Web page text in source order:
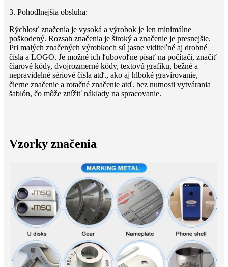
3. Pohodlnejšia obsluha:
Rýchlosť značenia je vysoká a výrobok je len minimálne
poškodený. ​​Rozsah značenia je široký a značenie je presnejšie.
Pri malých značených výrobkoch sú jasne viditeľné aj drobné
čísla a LOGO. Je možné ich ľubovoľne písať na počítači, značiť
čiarové kódy, dvojrozmerné kódy, textovú grafiku, bežné a
nepravidelné sériové čísla atď., ako aj hlboké gravírovanie,
čierne značenie a rotačné značenie atď. bez nutnosti vytvárania
šablón, čo môže znížiť náklady na spracovanie.
Vzorky značenia